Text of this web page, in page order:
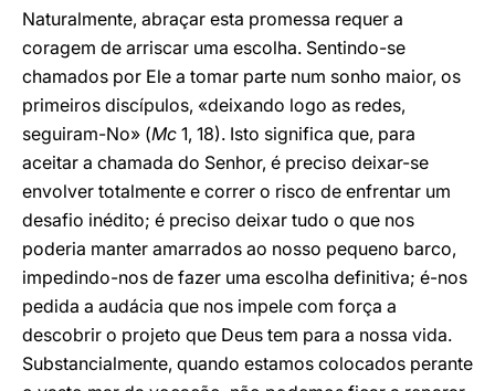
Naturalmente, abraçar esta promessa requer a
coragem de arriscar uma escolha. Sentindo-se
chamados por Ele a tomar parte num sonho maior, os
primeiros discípulos, «deixando logo as redes,
seguiram-No» (Mc 1, 18). Isto significa que, para
aceitar a chamada do Senhor, é preciso deixar-se
envolver totalmente e correr o risco de enfrentar um
desafio inédito; é preciso deixar tudo o que nos
poderia manter amarrados ao nosso pequeno barco,
impedindo-nos de fazer uma escolha definitiva; é-nos
pedida a audácia que nos impele com força a
descobrir o projeto que Deus tem para a nossa vida.
Substancialmente, quando estamos colocados perante